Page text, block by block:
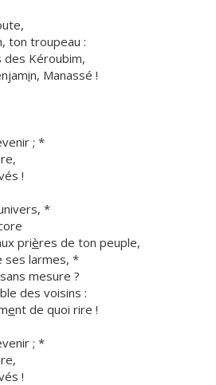
ton troupeau :
des Kéroubim,
in, Manassé !
; *
!
*
prières de ton peuple,
ses larmes, *
mesure ?
ble des voisins :
ent de quoi rire !
; *
!